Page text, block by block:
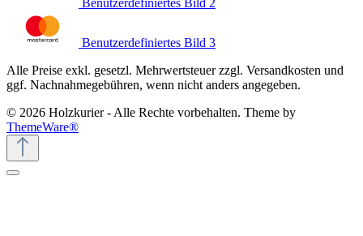
Benutzerdefiniertes Bild 2
Benutzerdefiniertes Bild 3
Alle Preise exkl. gesetzl. Mehrwertsteuer zzgl. Versandkosten und
ggf. Nachnahmegebühren, wenn nicht anders angegeben.
© 2026 Holzkurier - Alle Rechte vorbehalten. Theme by
ThemeWare®